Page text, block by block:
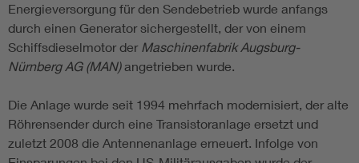
Energieversorgung für den Sendebetrieb wurde anfangs
durch einen Generator sichergestellt, der von einem
Schiffsdieselmotor der Maschinenfabrik Augsburg-
Nürnberg AG (MAN)angetrieben wurde.
Die Anlage wurde seit 1994 mehrfach modernisiert, der alte
Röhrensender durch eine Transistoranlage ersetzt und
zuletzt 2008 die Antennenanlage erneuert. Infolge von